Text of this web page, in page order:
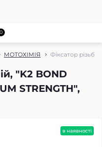
МОТОХІМІЯ Фіксатор різьби
"K2 BOND
STRENGTH",
0
в наявності